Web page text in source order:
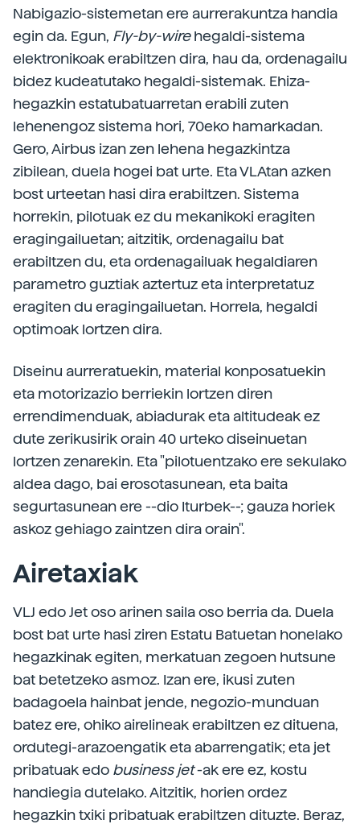
Nabigazio-sistemetan ere aurrerakuntza handia
egin da. Egun, Fly-by-wirehegaldi-sistema
elektronikoak erabiltzen dira, hau da, ordenagailu
bidez kudeatutako hegaldi-sistemak. Ehiza-
hegazkin estatubatuarretan erabili zuten
lehenengoz sistema hori, 70eko hamarkadan.
Gero, Airbus izan zen lehena hegazkintza
zibilean, duela hogei bat urte. Eta VLAtan azken
bost urteetan hasi dira erabiltzen. Sistema
horrekin, pilotuak ez du mekanikoki eragiten
eragingailuetan; aitzitik, ordenagailu bat
erabiltzen du, eta ordenagailuak hegaldiaren
parametro guztiak aztertuz eta interpretatuz
eragiten du eragingailuetan. Horrela, hegaldi
optimoak lortzen dira.
Diseinu aurreratuekin, material konposatuekin
eta motorizazio berriekin lortzen diren
errendimenduak, abiadurak eta altitudeak ez
dute zerikusirik orain 40 urteko diseinuetan
lortzen zenarekin. Eta "pilotuentzako ere sekulako
aldea dago, bai erosotasunean, eta baita
segurtasunean ere --dio Iturbek--; gauza horiek
askoz gehiago zaintzen dira orain".
Airetaxiak
VLJ edo Jet oso arinen saila oso berria da. Duela
bost bat urte hasi ziren Estatu Batuetan honelako
hegazkinak egiten, merkatuan zegoen hutsune
bat betetzeko asmoz. Izan ere, ikusi zuten
badagoela hainbat jende, negozio-munduan
batez ere, ohiko airelineak erabiltzen ez dituena,
ordutegi-arazoengatik eta abarrengatik; eta jet
pribatuak edo business jet-ak ere ez, kostu
handiegia dutelako. Aitzitik, horien ordez
hegazkin txiki pribatuak erabiltzen dituzte. Beraz,